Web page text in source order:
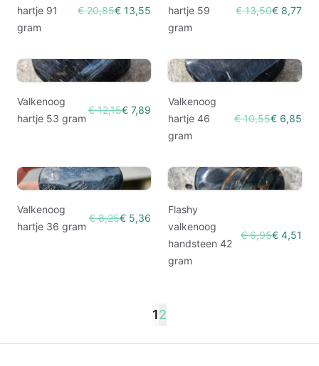
hartje 91
gram
€ 20,85€ 13,55
hartje 59
gram
€ 13,50€ 8,77
Valkenoog
hartje 53 gram
€ 12,15€ 7,89
Valkenoog
hartje 46
gram
€ 10,55€ 6,85
Valkenoog
hartje 36 gram
€ 8,25€ 5,36
Flashy
valkenoog
handsteen 42
gram
€ 6,95€ 4,51
12